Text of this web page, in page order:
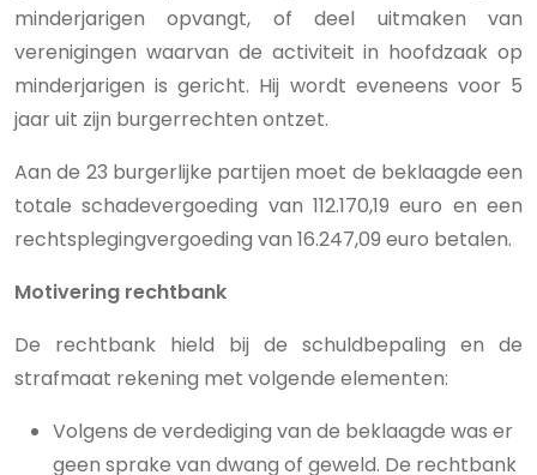
minderjarigen opvangt, of deel uitmaken van
verenigingen waarvan de activiteit in hoofdzaak op
minderjarigen is gericht. Hij wordt eveneens voor 5
jaar uit zijn burgerrechten ontzet.
Aan de 23 burgerlijke partijen moet de beklaagde een
totale schadevergoeding van 112.170,19 euro en een
rechtsplegingvergoeding van 16.247,09 euro betalen.
Motivering rechtbank
De rechtbank hield bij de schuldbepaling en de
strafmaat rekening met volgende elementen:
Volgens de verdediging van de beklaagde was er
geen sprake van dwang of geweld. De rechtbank